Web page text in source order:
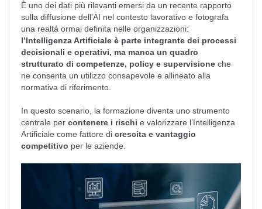
È uno dei dati più rilevanti emersi da un recente rapporto
sulla diffusione dell’AI nel contesto lavorativo e fotografa
una realtà ormai definita nelle organizzazioni:
l’Intelligenza Artificiale è parte integrante dei processi
decisionali e operativi, ma manca un quadro
strutturato di competenze, policy e supervisione che
ne consenta un utilizzo consapevole e allineato alla
normativa di riferimento.
In questo scenario, la formazione diventa uno strumento
centrale per contenere i rischi e valorizzare l’Intelligenza
Artificiale come fattore di crescita e vantaggio
competitivo per le aziende.